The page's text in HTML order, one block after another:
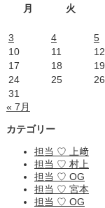
月
火
3
4 5
10
11 12
17
18 19
24
25 26
31
« 7月
カテゴリー
担当 ♡ 上﨑
担当 ♡ 村上
担当 ♡ OG
担当 ♡ 宮本
担当 ♡ OG